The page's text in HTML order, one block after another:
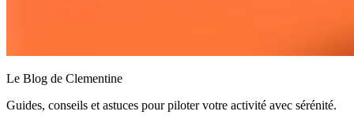
Le Blog de Clementine
Guides, conseils et astuces pour piloter votre activité avec sérénité.